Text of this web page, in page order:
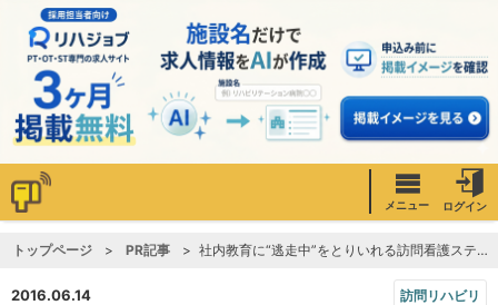
メニュー ログイン
トップページ PR記事 社内教育に“逃走中”をとりいれる訪問看護ステーション
2016.06.14 訪問リハビリ